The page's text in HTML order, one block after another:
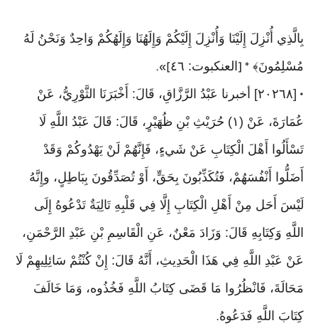
بِالَّذِي أُنْزِلَ إِلَيْنَا وَأُنْزِلَ إِلَيْكُمْ وَإِلَهُنَا وَإِلَهُكُمْ وَاحِدٌ وَنَحْنُ لَهُ
مُسْلِمُونَ﴾ * [ العنكبوت: ٤٦ ]».
•
[٢٠٢٦٨] أخبرنا عَبْدُ الرَّزَّاقِ، قَالَ: أَخْبَرَنَا الثَّوْرِيُّ، عَنْ
عُمَارَةَ، عَنْ (١) حُرَيْثِ بْنِ ظُهَيْرٍ، قَالَ: قَالَ عَبْدُ اللَّهِ لَا
تَسْأَلُوا أَهْلَ الْكِتَابِ عَنْ شَيءٍ، فَإِنَّهُمْ لَنْ يَهْدُوكُمْ وَقَدْ
أَضَلُّوا أَنْفُسَهُمْ، فَتُكَذِّبُونَ بِحَقٍّ، أَوْ تُصَدِّقُونَ بِبَاطِلٍ، وإِنَّهُ
لَيْسَ أَحَل مِنْ أَهْلِ الْكِتَابِ إِلَّا فِي قَلْبِهِ تَالِيَةٌ تَدْعُوهُ إِلَى
اللَّهِ وَكِتَابِهِ قَالَ: وَزَادَ مَعْنٌ، عَنِ الْقَاسِمِ بْنِ عَبْدِ الرَّحْمَنِ،
عَنْ عَبْدِ اللَّهِ فِي هَذَا الْحَدِيثِ، أَنَّهُ قَالَ: إِنْ كُنْتُمْ سَائِلِيهِمْ لَا
مَحَالَةَ، فَانْظُرُوا مَا قَضَى كِتَابُ اللَّهِ فَخُذُوه، وَمَا خَالَفَ
كِتَابَ اللَّهِ فَدَعُوهُ.